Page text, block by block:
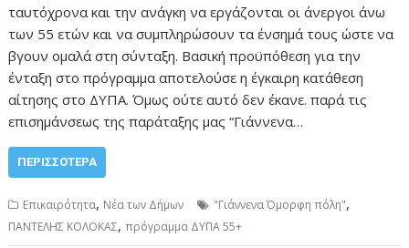
ταυτόχρονα και την ανάγκη να εργάζονται οι άνεργοι άνω
των 55 ετών και να συμπληρώσουν τα ένσημά τους ώστε να
βγουν ομαλά στη σύνταξη. Βασική προϋπόθεση για την
ένταξη στο πρόγραμμα αποτελούσε η έγκαιρη κατάθεση
αίτησης στο ΔΥΠΑ. Όμως ούτε αυτό δεν έκανε. παρά τις
επισημάνσεως της παράταξης μας “Γιάννενα…
ΠΕΡΙΣΣΌΤΕΡΑ
Επικαιρότητα, Νέα των Δήμων "Γιάννενα Όμορφη πόλη",
ΠΑΝΤΕΛΗΣ ΚΟΛΟΚΑΣ,πρόγραμμα ΔΥΠΑ 55+